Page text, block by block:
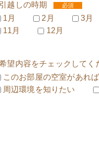
越しの時期 必須
1月 2月 3月
11月
12月
望内容をチェックしてく
このお部屋の空室があれ
周辺環境を知りたい